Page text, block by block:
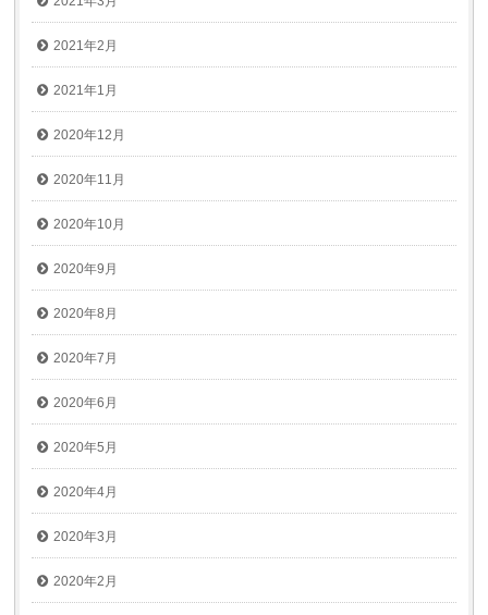
2021年2月
2021年1月
2020年12月
2020年11月
2020年10月
2020年9月
2020年8月
2020年7月
2020年6月
2020年5月
2020年4月
2020年3月
2020年2月